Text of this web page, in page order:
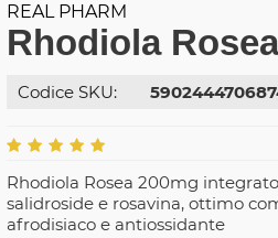
REAL PHARM
Rhodiola
Codice SKU:
Rhodiola Rosea 200mg
salidroside e rosavina, ottimo
afrodisiaco e antiossidante